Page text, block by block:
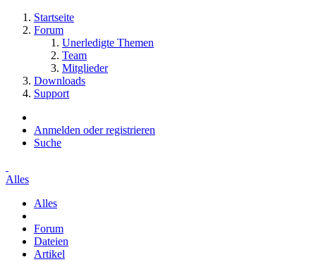
Startseite
Forum
Unerledigte Themen
Team
Mitglieder
Downloads
Support
Anmelden oder registrieren
Suche
Alles
Alles
Forum
Dateien
Artikel